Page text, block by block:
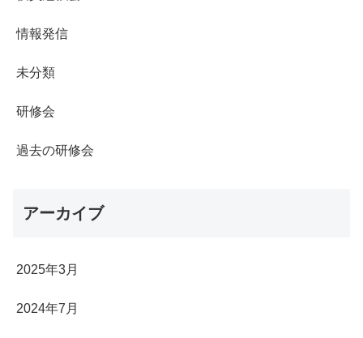
情報発信
未分類
研修会
過去の研修会
アーカイブ
2025年3月
2024年7月